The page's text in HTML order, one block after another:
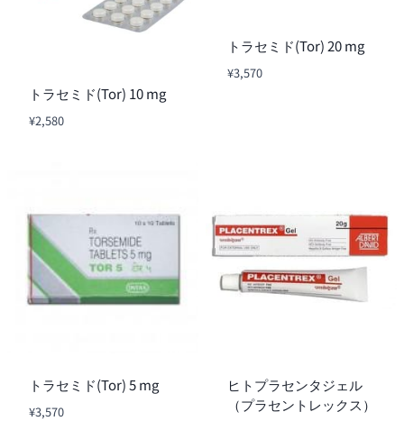
トラセミド(Tor) 10 mg
¥2,580
トラセミド(Tor) 20 mg
¥3,570
トラセミド(Tor) 5 mg
¥3,570
ヒトプラセンタジェル
（プラセントレックス）